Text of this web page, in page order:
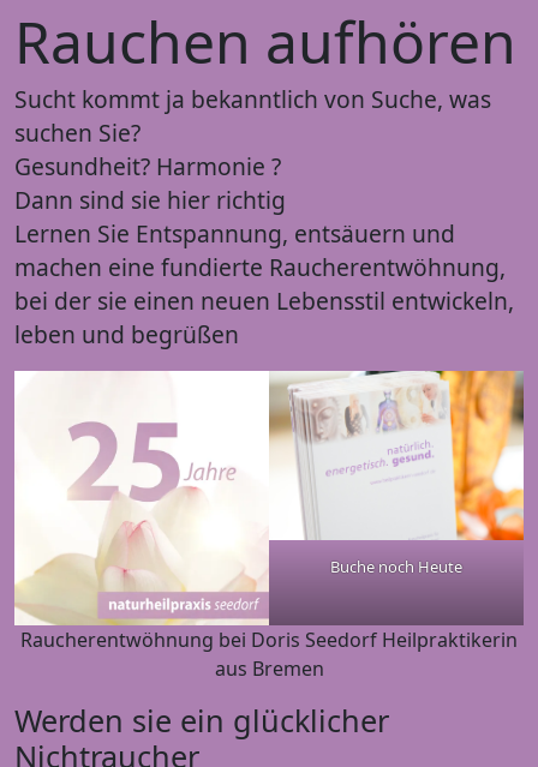
Rauchen aufhören
Sucht kommt ja bekanntlich von Suche, was
suchen Sie?
Gesundheit? Harmonie ?
Dann sind sie hier richtig
Lernen Sie Entspannung, entsäuern und
machen eine fundierte Raucherentwöhnung,
bei der sie einen neuen Lebensstil entwickeln,
leben und begrüßen
Buche noch Heute
Raucherentwöhnung bei Doris Seedorf Heilpraktikerin
aus Bremen
Werden sie ein glücklicher
Nichtraucher